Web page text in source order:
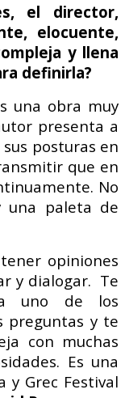
el director,
elocuente,
y llena
definirla?
una obra muy
presenta a
posturas en
que en
No
una paleta de
opiniones
y dialogar. Te
uno de los
preguntas y te
con muchas
Es una
y Grec Festival